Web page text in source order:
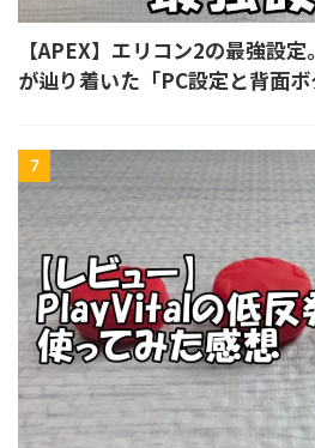
【APEX】エリコン2の最強設
が辿り着いた「PC設定と背面ボ
7